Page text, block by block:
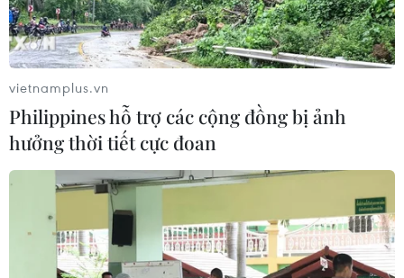
THỦY
Sở hữu trí tuệ
Quy định sử dụng
RSS
Ngôn ngữ
TTXVN
Liên hệ
vietnamplus.vn
Philippines hỗ trợ các cộng đồng bị ảnh
hưởng thời tiết cực đoan